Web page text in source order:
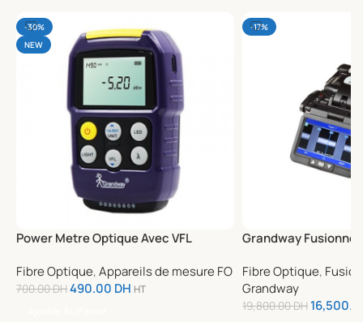
-30%
NEW
Power Metre Optique Avec VFL
Fibre Optique,Appareils de mesure FO
700.00DH490.00 DH HT
-17%
Grandway
Fibre Optique,
Grandway
19,800.00DH